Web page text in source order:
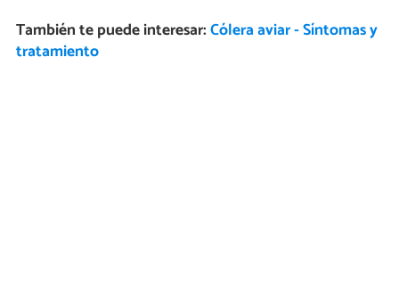
También te puede interesar:Cólera aviar - Síntomas y
tratamiento